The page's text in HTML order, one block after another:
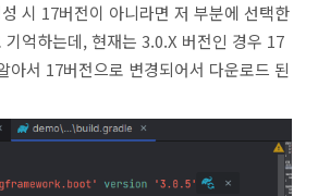
시 17버전이 아니라면 저 부분에 선택한
기억하는데, 현재는 3.0.X 버전인 경우 17
아서 17버전으로 변경되어서 다운로드 된